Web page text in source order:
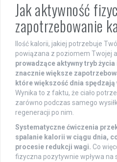
Jak aktywność
zapotrzebowanie
Ilość kalorii, jakiej potrzebuje
powiązana z poziomem Twojej
prowadzące aktywny tryb
znacznie większe
które większość dnia
Wynika to z faktu, że ciało
zarówno podczas samego
regeneracji po nim.
Systematyczne ćwiczenia
spalanie kalorii w ciągu dnia,
procesie redukcji wagi. Co
fizyczna pozytywnie wpływa na